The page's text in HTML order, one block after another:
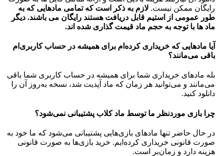
رایگان ممکن نیست. لازم به ذکر است که تمامی مادهایی که به
طور عمومی از استیم قابل دریافت هستند رایگان می باشند. دیگر
ماد ها با توجه به حجم ماد قیمت گذاری شده اند.
آیا مادهایی که خریداری کرده‌ام برای همیشه در حساب‌ کاربری‌ام
باقی می‌مانند؟
بله مادهای خریداری شما برای همیشه در حساب کاربری شما باقی
می‌مانند و می‌توانید هر زمان که ماد آپدیت شد، نسخه به‌روز آن را
دانلود کنید.
چرا بازی موردنظر ما توسط ماد کلاب پشتیبانی نمی‌شود؟
در حال حاضر تنها مادهای بازی‌هایی پشتیبانی می‌شود که ما خود به
صورت قانونی خریداری کرده‌ایم. خرید بازی‌ها به صورت قانونی
هزینه دارد و زمان‌بر است.